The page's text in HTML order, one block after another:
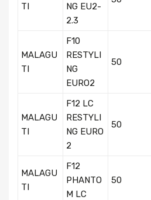
TI
NG EU2-
2.3
MALAGU
TI
F10
RESTYLI
NG
EURO2
50
MALAGU
TI
F12 LC
RESTYLI
NG EURO
2
50
MALAGU
TI
F12
PHANTO
M LC
50